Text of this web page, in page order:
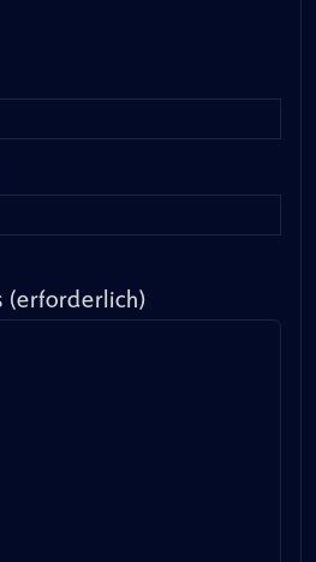
Text Ihres Beitrags (erforderlich)